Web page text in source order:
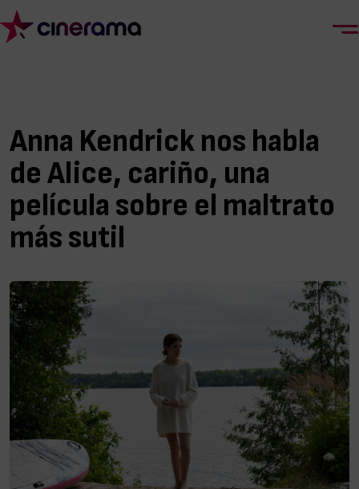
Anna Kendrick nos habla
de Alice, cariño, una
película sobre el maltrato
más sutil